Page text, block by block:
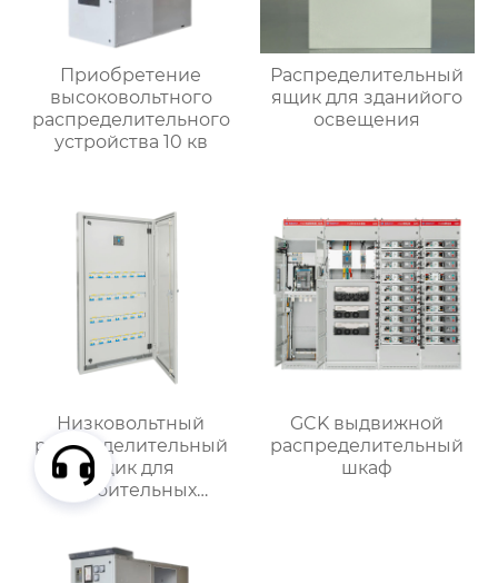
Приобретение
высоковольтного
распределительного
устройства 10 кв
Распределительный
ящик для зданийого
освещения
Низковольтный
распределительный
ящик для
строительных
вентиляторов
GCK выдвижной
распределительный
шкаф